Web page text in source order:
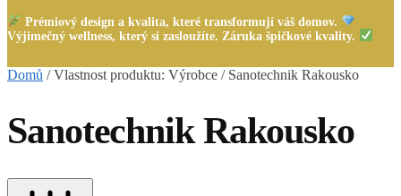
Prémiový design a kvalita, které transformují váš domov.
Výjimečný wellness, který si zasloužíte. Záruka špičkové kvality.
Domů /Vlastnost produktu: Výrobce / Sanotechnik Rakousko
Sanotechnik Rakousko